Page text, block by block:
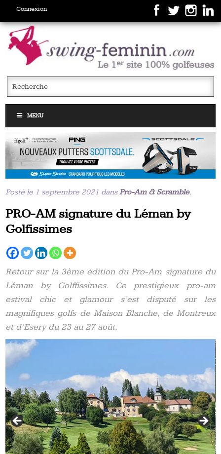
Connexion
MENU
Posté le 1 septembre 2021 dansPro-Am & Scramble.
PRO-AM signature du Léman by
Golfissimes
Retour sur la 3ème édition du Pro-Am signature du
Léman by Golffissimes. Ce prestigieux pro-am
estival chic et glamour s’est disputé sur les
magnifiques golfs de Maison Blanche, de Montreux
et d’Esery du 23 au 27 août.